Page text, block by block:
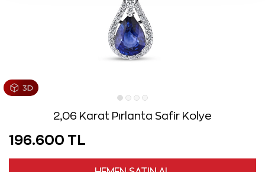
2,06 Karat Pırlanta Safir Kolye
196.600 TL